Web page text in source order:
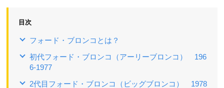
目次
フォード・ブロンコとは？
初代フォード・ブロンコ（アーリーブロンコ） 196
6-1977
2代目フォード・ブロンコ（ビッグブロンコ） 1978